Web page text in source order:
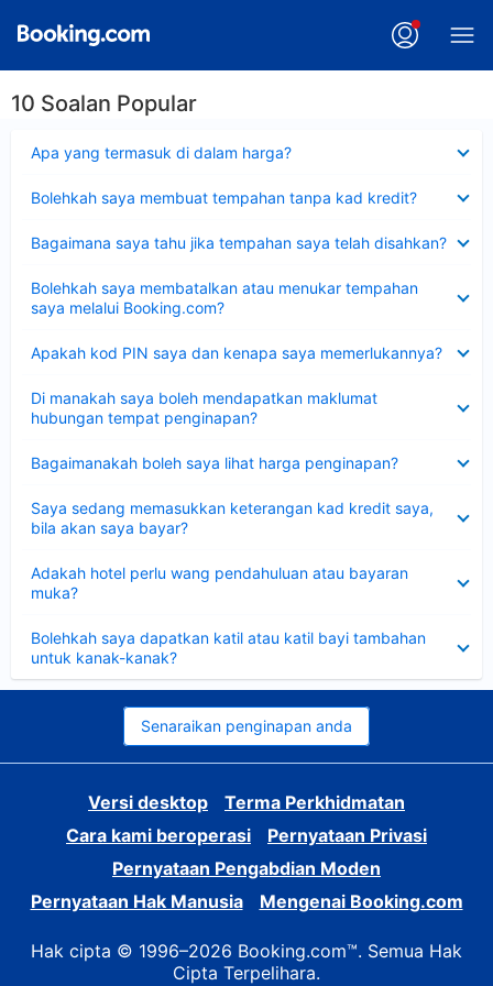
10 Soalan Popular
Apa yang termasuk di dalam harga?
Bolehkah saya membuat tempahan tanpa kad kredit?
Bagaimana saya tahu jika tempahan saya telah disahkan?
Bolehkah saya membatalkan atau menukar tempahan
saya melalui Booking.com?
Apakah kod PIN saya dan kenapa saya memerlukannya?
Di manakah saya boleh mendapatkan maklumat
hubungan tempat penginapan?
Bagaimanakah boleh saya lihat harga penginapan?
Saya sedang memasukkan keterangan kad kredit saya,
bila akan saya bayar?
Adakah hotel perlu wang pendahuluan atau bayaran
muka?
Bolehkah saya dapatkan katil atau katil bayi tambahan
untuk kanak-kanak?
Senaraikan penginapan anda
Versi desktop
Terma Perkhidmatan
Cara kami beroperasi
Pernyataan Privasi
Pernyataan Pengabdian Moden
Pernyataan Hak Manusia
Mengenai Booking.com
Hak cipta © 1996–2026 Booking.com™. Semua Hak
Cipta Terpelihara.